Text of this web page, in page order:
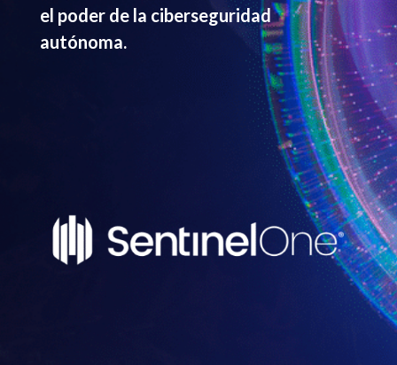
el poder de la ciberseguridad
autónoma.